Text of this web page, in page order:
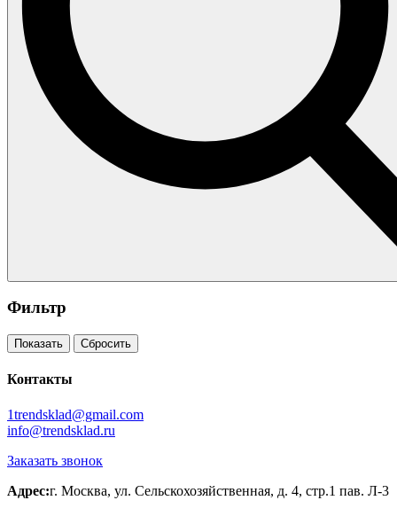
Фильтр
Показать Сбросить
Контакты
1trendsklad@gmail.com
info@trendsklad.ru
Заказать звонок
Адрес:г. Москва, ул. Сельскохозяйственная, д. 4, стр.1 пав. Л-3